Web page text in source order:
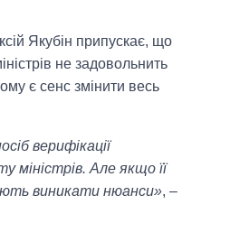
Якубін припускає, що
не задовольнить
є сенс змінити весь
верифікації
міністрів. Але якщо її
виникати нюанси», –